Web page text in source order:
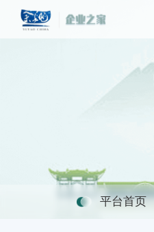
平台首页